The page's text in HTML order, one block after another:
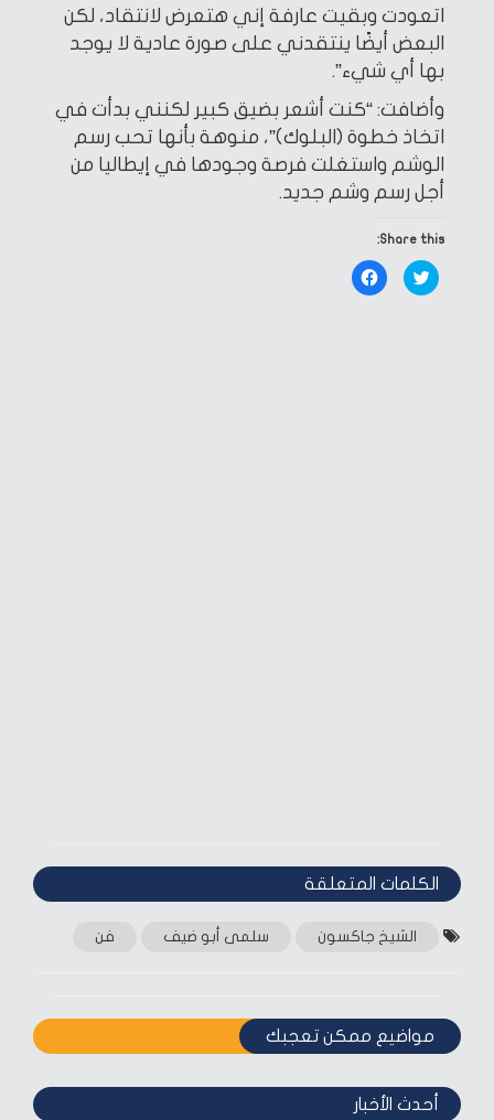
اتعودت وبقيت عارفة إني هتعرض لانتقاد، لكن
البعض أيضًا ينتقدني على صورة عادية لا يوجد
بها أي شيء”.
وأضافت: “كنت أشعر بضيق كبير لكنني بدأت في
اتخاذ خطوة (البلوك)”، منوهة بأنها تحب رسم
الوشم واستغلت فرصة وجودها في إيطاليا من
أجل رسم وشم جديد.
Share this:
Click
to
share
Click
to
الكلمات المتعلقة‎
الشيخ جاكسون سلمى أبو ضيف فن
مواضيع ممكن تعجبك
أحدث الأخبار